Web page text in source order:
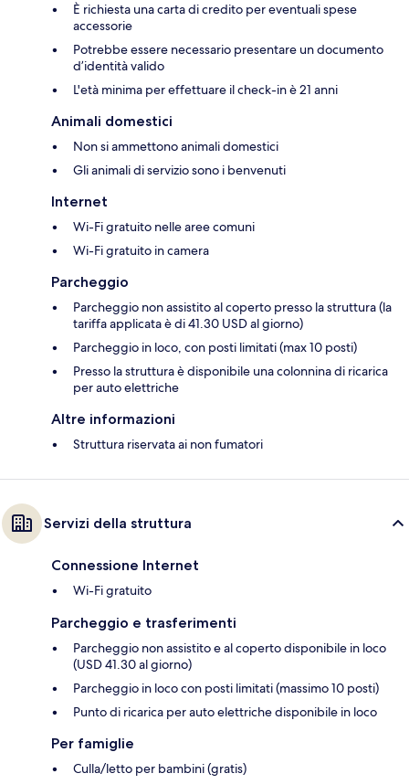
È richiesta una carta di credito per eventuali spese
accessorie
Potrebbe essere necessario presentare un documento
d’identità valido
L'età minima per effettuare il check-in è 21 anni
Animali domestici
Non si ammettono animali domestici
Gli animali di servizio sono i benvenuti
Internet
Wi-Fi gratuito nelle aree comuni
Wi-Fi gratuito in camera
Parcheggio
Parcheggio non assistito al coperto presso la struttura (la
tariffa applicata è di 41.30 USD al giorno)
Parcheggio in loco, con posti limitati (max 10 posti)
Presso la struttura è disponibile una colonnina di ricarica
per auto elettriche
Altre informazioni
Struttura riservata ai non fumatori
Servizi della struttura
Connessione Internet
Wi-Fi gratuito
Parcheggio e trasferimenti
Parcheggio non assistito e al coperto disponibile in loco
(USD 41.30 al giorno)
Parcheggio in loco con posti limitati (massimo 10 posti)
Punto di ricarica per auto elettriche disponibile in loco
Per famiglie
Culla/letto per bambini (gratis)